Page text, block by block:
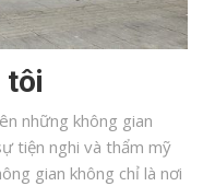
tôi
những không gian
tiện nghi và thẩm mỹ
gian không chỉ là nơi